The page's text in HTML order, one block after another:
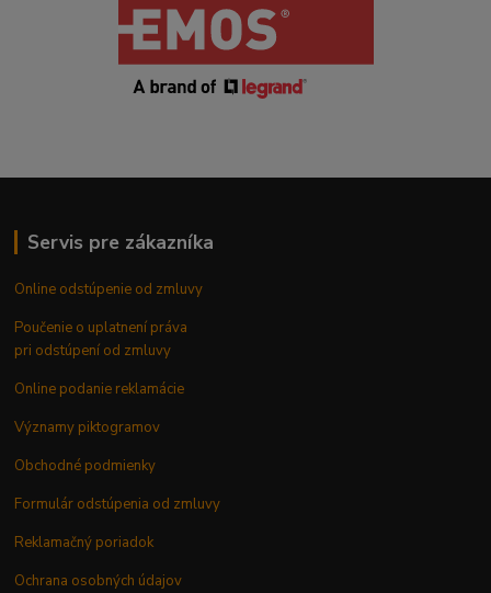
Servis pre zákazníka
Online odstúpenie od zmluvy
Poučenie o uplatnení práva
pri odstúpení od zmluvy
Online podanie reklamácie
Významy piktogramov
Obchodné podmienky
Formulár odstúpenia od zmluvy
Reklamačný poriadok
Ochrana osobných údajov